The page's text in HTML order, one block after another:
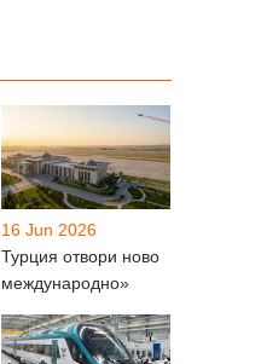
16 Jun 2026
Турция отвори ново
международно»